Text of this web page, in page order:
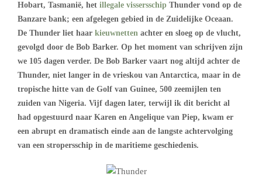
Hobart, Tasmanië, het illegale vissersschip Thunder vond op de
Banzare bank; een afgelegen gebied in de Zuidelijke Oceaan.
De Thunder liet haar kieuwnetten achter en sloeg op de vlucht,
gevolgd door de Bob Barker. Op het moment van schrijven zijn
we 105 dagen verder. De Bob Barker vaart nog altijd achter de
Thunder, niet langer in de vrieskou van Antarctica, maar in de
tropische hitte van de Golf van Guinee, 500 zeemijlen ten
zuiden van Nigeria. Vijf dagen later, terwijl ik dit bericht al
had opgestuurd naar Karen en Angelique van Piep, kwam er
een abrupt en dramatisch einde aan de langste achtervolging
van een stropersschip in de maritieme geschiedenis.